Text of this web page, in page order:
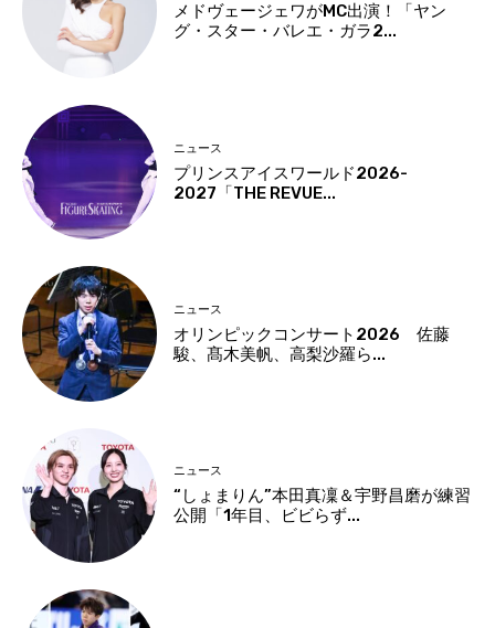
メドヴェージェワがMC出演！「ヤン
グ・スター・バレエ・ガラ2...
ニュース
プリンスアイスワールド2026-
2027「THE REVUE...
ニュース
オリンピックコンサート2026 佐藤
駿、髙木美帆、高梨沙羅ら...
ニュース
“しょまりん”本田真凜＆宇野昌磨が練習
公開「1年目、ビビらず...